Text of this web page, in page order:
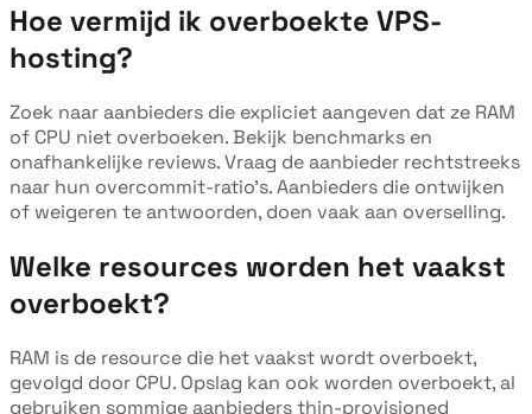
Hoe vermijd ik overboekte VPS-
hosting?
Zoek naar aanbieders die expliciet aangeven dat ze RAM
of CPU niet overboeken. Bekijk benchmarks en
onafhankelijke reviews. Vraag de aanbieder rechtstreeks
naar hun overcommit-ratio's. Aanbieders die ontwijken
of weigeren te antwoorden, doen vaak aan overselling.
Welke resources worden het vaakst
overboekt?
RAM is de resource die het vaakst wordt overboekt,
gevolgd door CPU. Opslag kan ook worden overboekt, al
gebruiken sommige aanbieders thin-provisioned